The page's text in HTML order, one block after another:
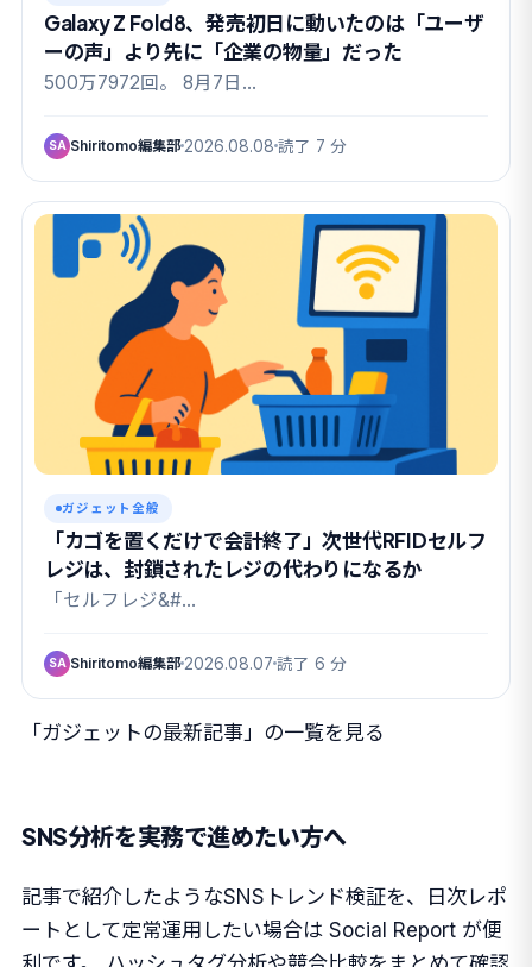
Galaxy Z Fold8、発売初日に動いたのは「ユーザ
ーの声」より先に「企業の物量」だった
500万7972回。 8月7日…
SA Shiritomo編集部 2026.08.08 読了 7 分
ガジェット全般
「カゴを置くだけで会計終了」次世代RFIDセルフ
レジは、封鎖されたレジの代わりになるか
「セルフレジ&#…
SA Shiritomo編集部 2026.08.07 読了 6 分
「ガジェットの最新記事」の一覧を見る
SNS分析を実務で進めたい方へ
記事で紹介したようなSNSトレンド検証を、日次レポ
ートとして定常運用したい場合は Social Report が便